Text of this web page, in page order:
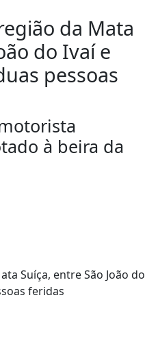
da Mata
do Ivaí e
pessoas
à beira da